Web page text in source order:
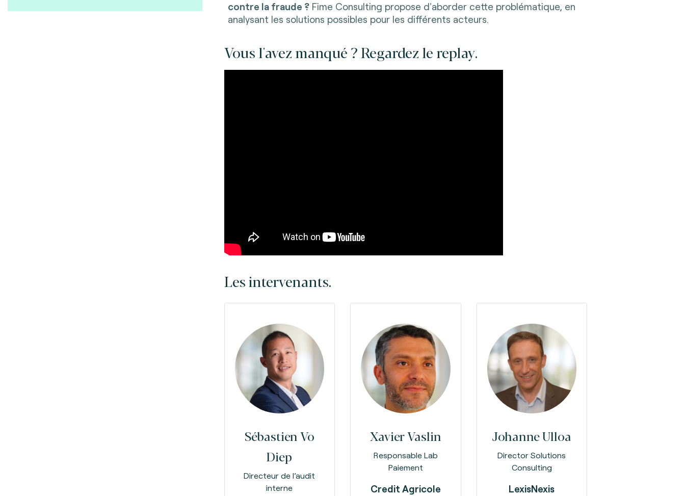
contre la fraude ? Fime Consulting propose d'aborder cette problématique, en
analysant les solutions possibles pour les différents acteurs.
Vous l'avez manqué ? Regardez le replay.
Les intervenants.
Sébastien Vo
Diep
Directeur de l’audit
interne
Xavier Vaslin
Responsable Lab
Paiement
Credit Agricole
JohanneUlloa
Director Solutions
Consulting
LexisNexis